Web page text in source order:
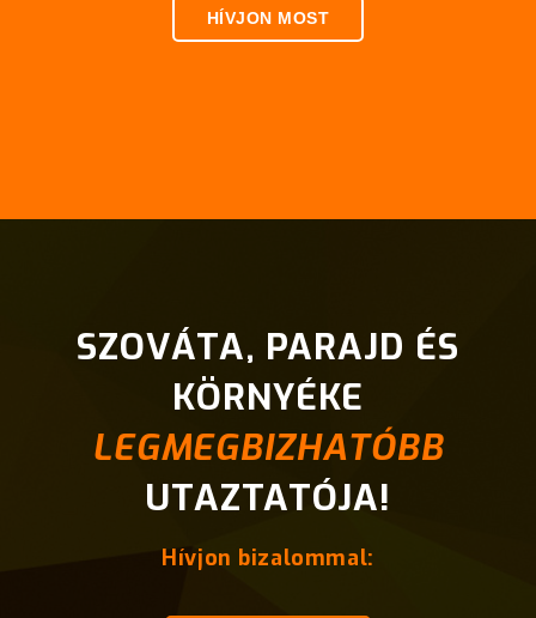
HÍVJON MOST
SZOVÁTA, PARAJD ÉS
KÖRNYÉKE
LEGMEGBIZHATÓBB
UTAZTATÓJA!
Hívjon bizalommal: